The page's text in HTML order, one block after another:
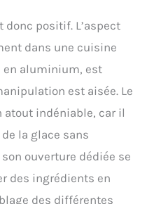
et Ludique]
le contrôle de vos
: sucre, bio...
possible ! Son
fera sensation
cuisine. C'est
les gourmands.
positif. L’aspect
dans une cuisine
en aluminium, est
est aisée. Le
atout indéniable, car il
la glace sans
ouverture dédiée se
des ingrédients en
des différentes